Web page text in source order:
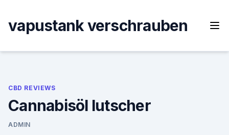
content
vapustank verschrauben
CBD REVIEWS
Cannabisöl lutscher
ADMIN